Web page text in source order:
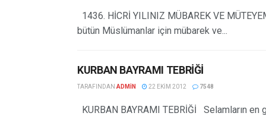
1436. HİCRİ YILINIZ MÜBAREK VE
bütün Müslümanlar için mübarek ve...
KURBAN BAYRAMI TEBRİĞİ
TARAFINDAN ADMIN 22 EKIM 2012 7548
KURBAN BAYRAMI TEBRİĞİ Selamların